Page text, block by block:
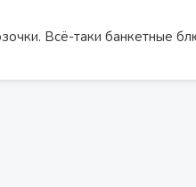
Всё-таки банкетные